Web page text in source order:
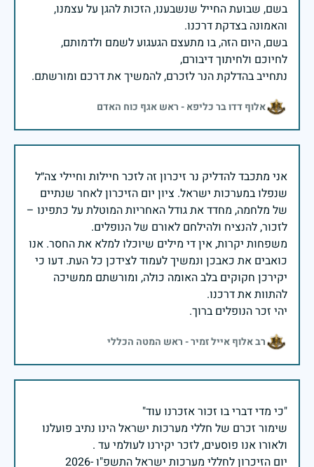
בשם, שבועת החייל שנשבענו, הזכות להגן על עצמנו,
בשם, היום הזה, בו מתעצם הגעגוע לשמם ולדמותם,
נתחייב בהדלקת הנר לזכרם, להמשיך את דרכם ומורשתם.
אלוף דדו בר כליפא - ראש אגף כוח האדם
אני מתכבד להדליק נר זיכרון זה לזכר חיילות וחיילי צה״ל
שנפלו במערכות ישראל. ציון יום הזיכרון לאחר שנתיים
של מלחמה, מחדד את גודל האחריות המוטלת על כתפינו –
משפחות יקרות, אין די מילים שיוכלו למלא את החסר. אנו
כואבים את כאבכן ונמשיך לעמוד לצידכן כל העת. דעו כי
יקירכן חקוקים בלב האומה כולה, ומורשתם ממשיכה
יהי זכר הנופלים ברוך.
רב אלוף אייל זמיר - ראש המטה הכללי
שימור זכרם של חללי מערכות ישראל הינו נתיב פועלנו
יום הזיכרון לחללי מערכות ישראל התשפ"ו -2026